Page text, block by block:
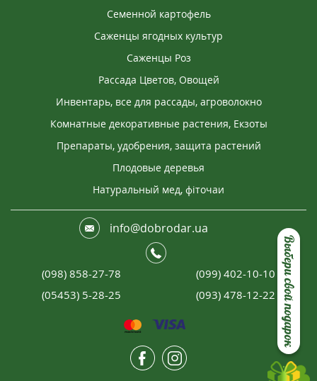
Выбери свой подарок
Семенной картофель
Саженцы ягодных культур
Саженцы Роз
Рассада Цветов, Овощей
Инвентарь, все для рассады, агроволокно
Комнатные декоративные растения, Екзоты
Препараты, удобрения, защита растений
Плодовые деревья
Натуральный мед, фіточаи
info@dobrodar.ua
(098) 858-27-78
(099) 402-10-10
(05453) 5-28-25
(093) 478-12-22